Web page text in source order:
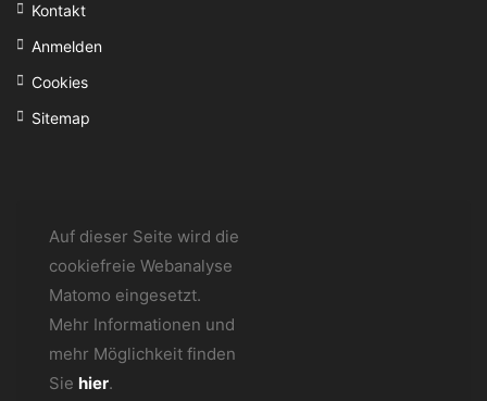
Kontakt
Anmelden
Cookies
Sitemap
Auf dieser Seite wird die
cookiefreie Webanalyse
Matomo eingesetzt.
Mehr Informationen und
mehr Möglichkeit finden
Sie hier.